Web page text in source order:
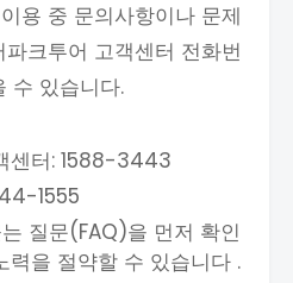
용 중 문의사항이나 문제
크투어 고객센터 전화번
수 있습니다.
센터: 1588-3443
1555
질문(FAQ)을 먼저 확인
력을 절약할 수 있습니다 .